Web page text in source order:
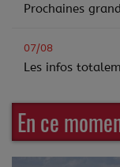
Prochaines
07/08
Les infos
En ce